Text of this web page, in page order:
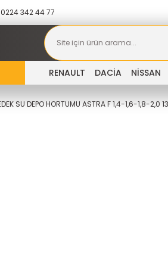
0224 342 44 77
RENAULT DACİA NİSSAN